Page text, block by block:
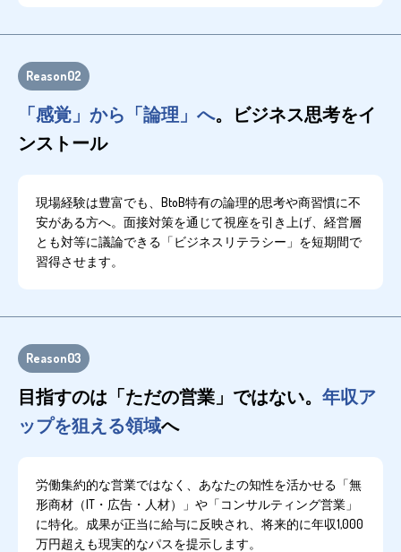
Reason02
「感覚」から「論理」へ。ビジネス思考をイ
ンストール
現場経験は豊富でも、BtoB特有の論理的思考や商習慣に不
安がある方へ。面接対策を通じて視座を引き上げ、経営層
とも対等に議論できる「ビジネスリテラシー」を短期間で
習得させます。
Reason03
目指すのは「ただの営業」ではない。 年収ア
ップを狙える領域へ
労働集約的な営業ではなく、あなたの知性を活かせる「無
形商材（IT・広告・人材）」や「コンサルティング営業」
に特化。成果が正当に給与に反映され、将来的に年収1,000
万円超えも現実的なパスを提示します。